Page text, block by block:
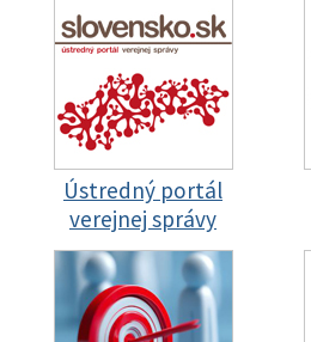
Ústredný portál
verejnej správy